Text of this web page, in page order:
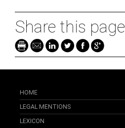
Share this page
HOME
LEGAL MENTIONS
LEXICON